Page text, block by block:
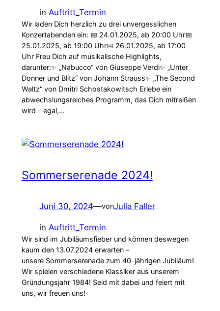
in Auftritt_Termin
Wir laden Dich herzlich zu drei unvergesslichen
Konzertabenden ein: 📅 24.01.2025, ab 20:00 Uhr📅
25.01.2025, ab 19:00 Uhr📅 26.01.2025, ab 17:00
Uhr Freu Dich auf musikalische Highlights,
darunter:✨ „Nabucco“ von Giuseppe Verdi✨ „Unter
Donner und Blitz“ von Johann Strauss✨ „The Second
Waltz“ von Dmitri Schostakowitsch Erlebe ein
abwechslungsreiches Programm, das Dich mitreißen
wird – egal,…
Sommerserenade 2024!
Juni 30, 2024—vonJulia Faller
in Auftritt_Termin
Wir sind im Jubiläumsfieber und können deswegen
kaum den 13.07.2024 erwarten –
unsere Sommerserenade zum 40-jährigen Jubiläum!
Wir spielen verschiedene Klassiker aus unserem
Gründungsjahr 1984! Seid mit dabei und feiert mit
uns, wir freuen uns!